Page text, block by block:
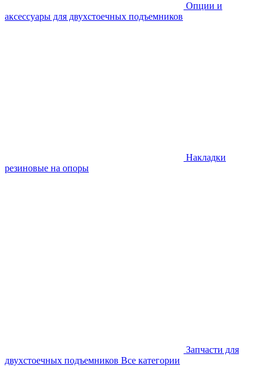
Опции и
аксессуары для двухстоечных подъемников
Накладки
резиновые на опоры
Запчасти для
двухстоечных подъемников Все категории